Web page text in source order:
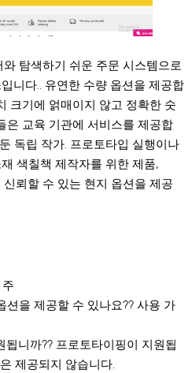
탐색하기 쉬운 주문 시스템으로
니다.. 유연한 수량 옵션을 제공합
크기에 얽매이지 않고 정확한 숫
은 교육 기관에 서비스를 제공합
독립 작가. 프로토타입 실행이나
색칠책 제작자를 위한 제품,
뢰할 수 있는 현지 옵션을 제공
션을 제공할 수 있나요?? 사용 가
니까?? 프로토타이핑이 지원됩
제공되지 않습니다.